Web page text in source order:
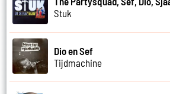
Stuk
Dio en Sef
Tijdmachine